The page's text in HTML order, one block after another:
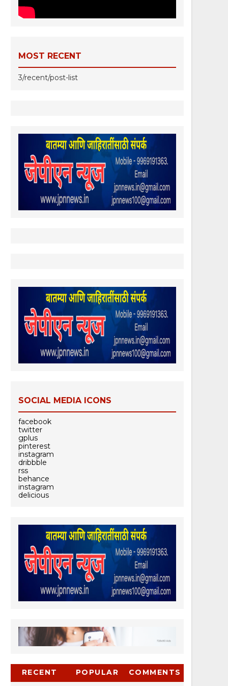
MOST RECENT
3/recent/post-list
SOCIAL MEDIA ICONS
facebook
twitter
gplus
pinterest
instagram
dribbble
rss
behance
instagram
delicious
RECENT POPULAR COMMENTS